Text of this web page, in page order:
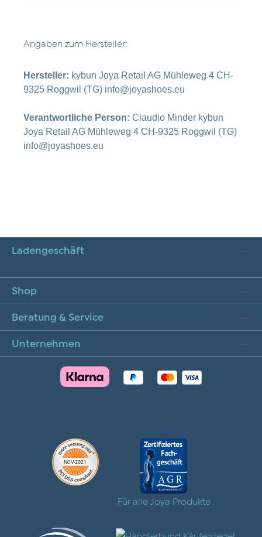
Angaben zum Hersteller:
Hersteller: kybun Joya Retail AG Mühleweg 4 CH-
9325 Roggwil (TG) info@joyashoes.eu
Verantwortliche Person: Claudio Minder kybun
Joya Retail AG Mühleweg 4 CH-9325 Roggwil (TG)
info@joyashoes.eu
Ladengeschäft
Shop
Beratung & Service
Unternehmen
Für alle Joya Produkte